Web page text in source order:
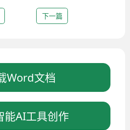
下一篇
Word文档
能AI工具创作